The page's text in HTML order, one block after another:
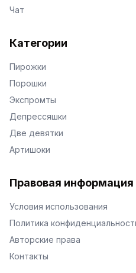
Чат
Категории
Пирожки
Порошки
Экспромты
Депрессяшки
Две девятки
Артишоки
Правовая информация
Условия использования
Политика
Авторские права
Контакты